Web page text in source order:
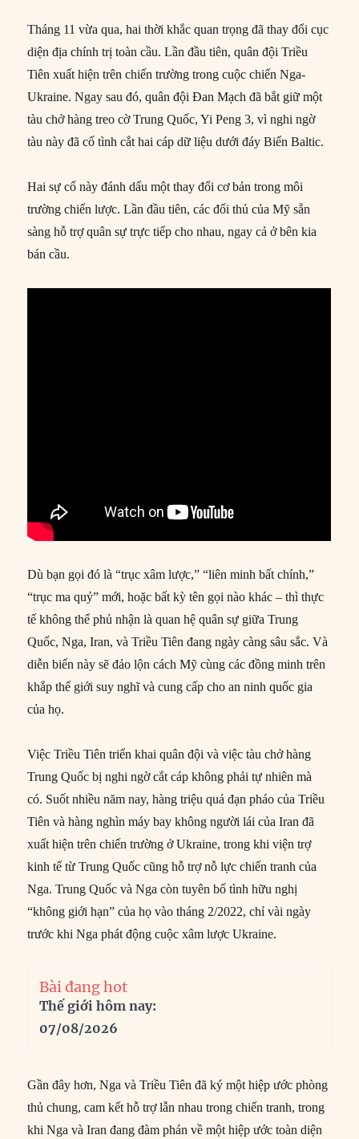
Tháng 11 vừa qua, hai thời khắc quan trọng đã thay đổi cục
diện địa chính trị toàn cầu. Lần đầu tiên, quân đội Triều
Tiên xuất hiện trên chiến trường trong cuộc chiến Nga-
Ukraine. Ngay sau đó, quân đội Đan Mạch đã bắt giữ một
tàu chở hàng treo cờ Trung Quốc, Yi Peng 3, vì nghi ngờ
tàu này đã cố tình cắt hai cáp dữ liệu dưới đáy Biển Baltic.
Hai sự cố này đánh dấu một thay đổi cơ bản trong môi
trường chiến lược. Lần đầu tiên, các đối thủ của Mỹ sẵn
sàng hỗ trợ quân sự trực tiếp cho nhau, ngay cả ở bên kia
bán cầu.
Dù bạn gọi đó là “trục xâm lược,” “liên minh bất chính,”
“trục ma quỷ” mới, hoặc bất kỳ tên gọi nào khác – thì thực
tế không thể phủ nhận là quan hệ quân sự giữa Trung
Quốc, Nga, Iran, và Triều Tiên đang ngày càng sâu sắc. Và
diễn biến này sẽ đảo lộn cách Mỹ cùng các đồng minh trên
khắp thế giới suy nghĩ và cung cấp cho an ninh quốc gia
của họ.
Việc Triều Tiên triển khai quân đội và việc tàu chở hàng
Trung Quốc bị nghi ngờ cắt cáp không phải tự nhiên mà
có. Suốt nhiều năm nay, hàng triệu quả đạn pháo của Triều
Tiên và hàng nghìn máy bay không người lái của Iran đã
xuất hiện trên chiến trường ở Ukraine, trong khi viện trợ
kinh tế từ Trung Quốc cũng hỗ trợ nỗ lực chiến tranh của
Nga. Trung Quốc và Nga còn tuyên bố tình hữu nghị
“không giới hạn” của họ vào tháng 2/2022, chỉ vài ngày
trước khi Nga phát động cuộc xâm lược Ukraine.
Bài đang hot
Thế giới hôm nay:
07/08/2026
Gần đây hơn, Nga và Triều Tiên đã ký một hiệp ước phòng
thủ chung, cam kết hỗ trợ lẫn nhau trong chiến tranh, trong
khi Nga và Iran đang đàm phán về một hiệp ước toàn diện